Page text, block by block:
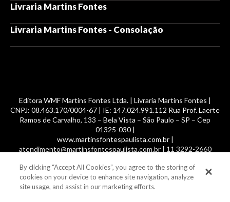
Livraria Martins Fontes
Livraria Martins Fontes - Consolação
Editora WMF Martins Fontes Ltda. | Livraria Martins Fontes |
CNPJ: 08.463.170/0004-67 | IE: 147.024.991.112 Rua Prof. Laerte
Ramos de Carvalho, 133 – Bela Vista – São Paulo – SP – Cep
01325-030 |
www.martinsfontespaulista.com.br |
atendimento@martinsfontespaulista.com.br | 11 3292-2660
© 2014 -2026, MartinsFontes livros nacionais e importados,
com mais de 700 mil títulos. Todos os direitos reservados.
By clicking “Accept All Cookies”, you agree to the storing of
cookies on your device to enhance site navigation, analyze
site usage, and assist in our marketing efforts.